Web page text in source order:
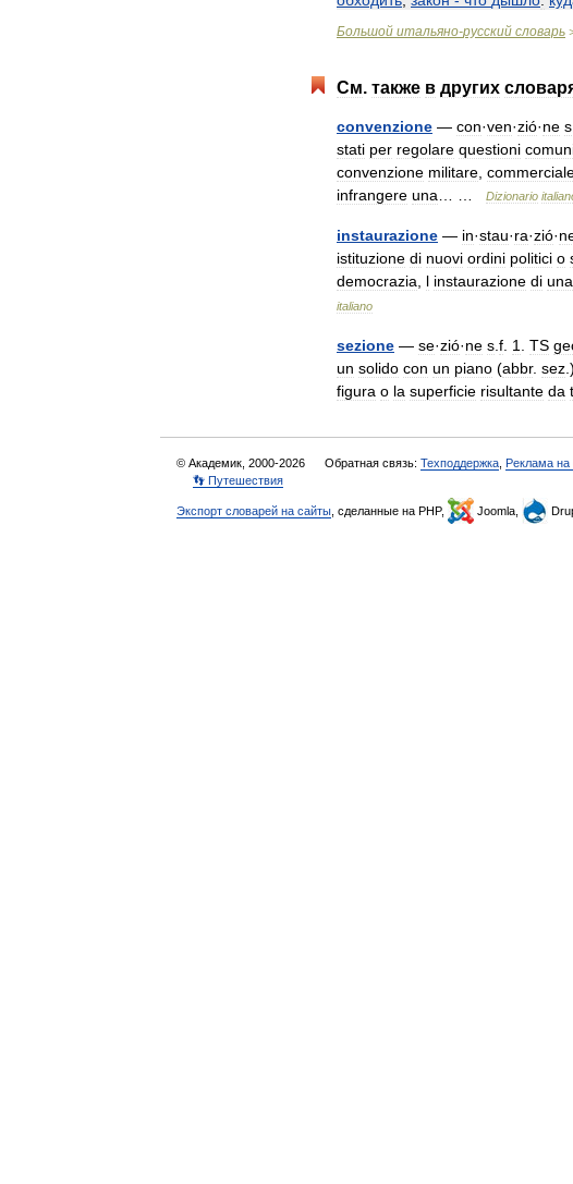
Большой итальяно-русский словарь
См. также в других
convenzione — con·ven·zió·ne s
stati per regolare questioni
convenzione militare
infrangere una Dizionario
instaurazione — in·stau·ra·zió·
istituzione di nuovi ordini politici o
democrazia
l instaurazione di una
italiano
sezione — se·zió·ne s f 1 TS
un solido con un piano (abbr. sez .)
figura o la superficie risultante da
© Академик, 2000-2026 Обратная связь: Техподдержка Реклама на
👣 Путешествия
Экспорт словарей на сайты , сделанные на PHP, Joomla,